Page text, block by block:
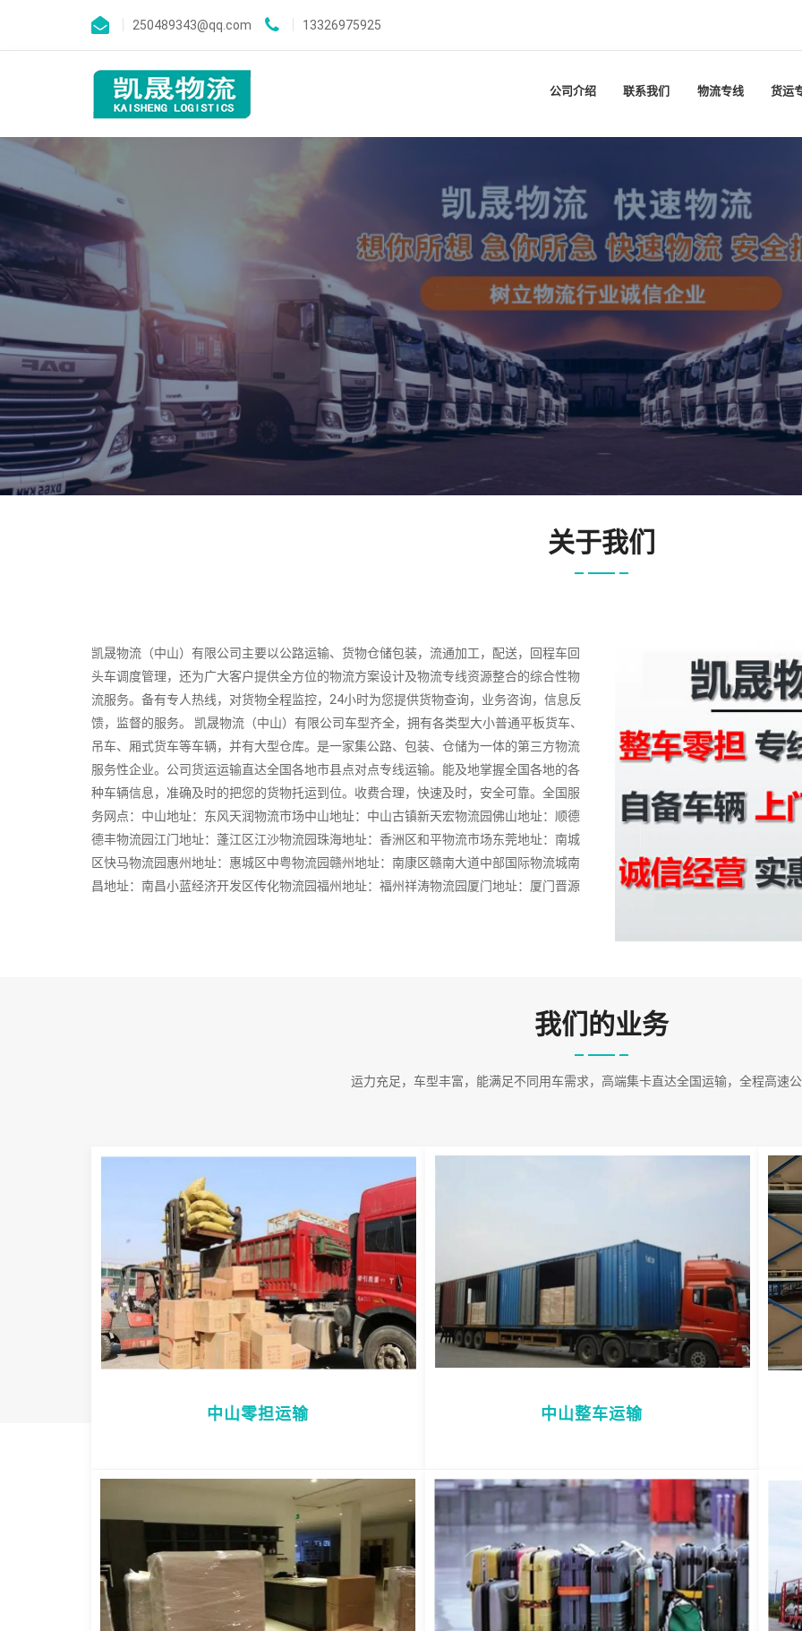
250489343@qq.com 13326975925
公司介绍 联系我们 物流专线 货运
关于我们
凯晟物流（中山）有限公司主要以公路运输、货物仓储包装，流通加工，配送，回程车回
头车调度管理，还为广大客户提供全方位的物流方案设计及物流专线资源整合的综合性物
流服务。备有专人热线，对货物全程监控，24小时为您提供货物查询，业务咨询，信息反
馈，监督的服务。 凯晟物流（中山）有限公司车型齐全，拥有各类型大小普通平板货车、
吊车、厢式货车等车辆，并有大型仓库。是一家集公路、包装、仓储为一体的第三方物流
服务性企业。公司货运运输直达全国各地市县点对点专线运输。能及地掌握全国各地的各
种车辆信息，准确及时的把您的货物托运到位。收费合理，快速及时，安全可靠。全国服
务网点：中山地址：东风天润物流市场中山地址：中山古镇新天宏物流园佛山地址：顺德
德丰物流园江门地址：蓬江区江沙物流园珠海地址：香洲区和平物流市场东莞地址：南城
区快马物流园惠州地址：惠城区中粤物流园赣州地址：南康区赣南大道中部国际物流城南
昌地址：南昌小蓝经济开发区传化物流园福州地址：福州祥涛物流园厦门地址：厦门晋源
我们的业务
运力充足，车型丰富，能满足不同用车需求，高端集卡直达全国运输，全程高速
中山零担运输 中山整车运输